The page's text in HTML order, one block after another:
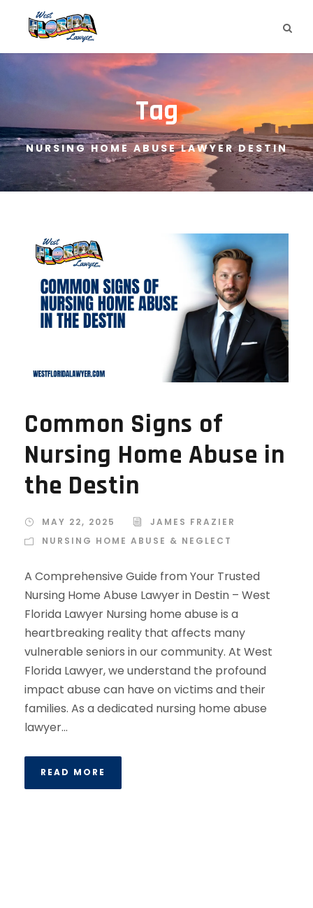
Tag
NURSING HOME ABUSE LAWYER DESTIN
Common Signs of
Nursing Home Abuse in
the Destin
MAY 22, 2025
JAMES FRAZIER
NURSING HOME ABUSE & NEGLECT
A Comprehensive Guide from Your Trusted
Nursing Home Abuse Lawyer in Destin – West
Florida Lawyer Nursing home abuse is a
heartbreaking reality that affects many
vulnerable seniors in our community. At West
Florida Lawyer, we understand the profound
impact abuse can have on victims and their
families. As a dedicated nursing home abuse
lawyer...
READ MORE